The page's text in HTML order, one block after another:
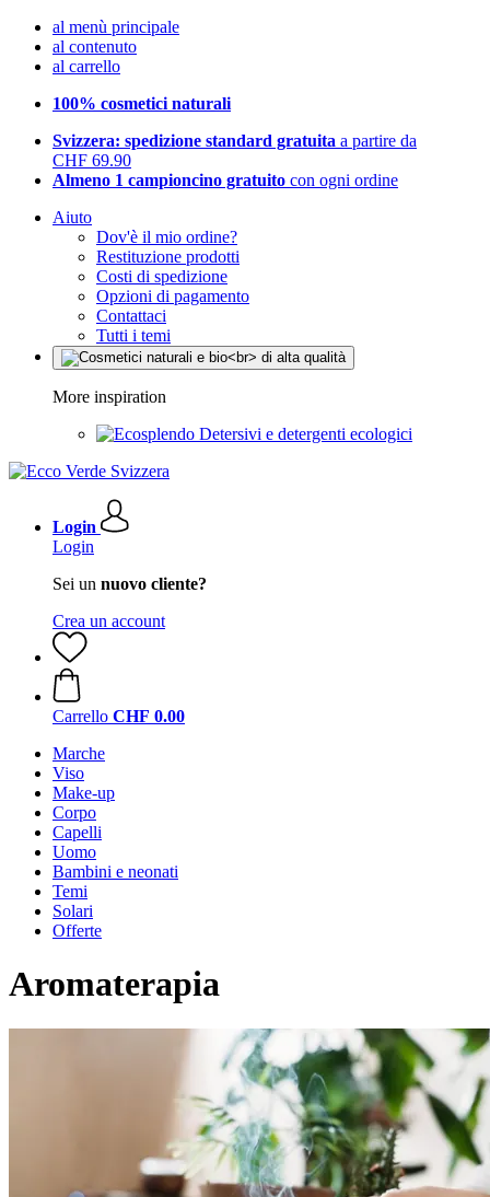
al menù principale
al contenuto
al carrello
100% cosmetici naturali
Svizzera: spedizione standard gratuita a partire da
CHF 69.90
Almeno 1 campioncino gratuito con ogni ordine
Aiuto
Dov'è il mio ordine?
Restituzione prodotti
Costi di spedizione
Opzioni di pagamento
Contattaci
Tutti i temi
More inspiration
Detersivi e detergenti ecologici
Login
Login
Sei un nuovo cliente?
Crea un account
Carrello CHF 0.00
Marche
Viso
Make-up
Corpo
Capelli
Uomo
Bambini e neonati
Temi
Solari
Offerte
Aromaterapia